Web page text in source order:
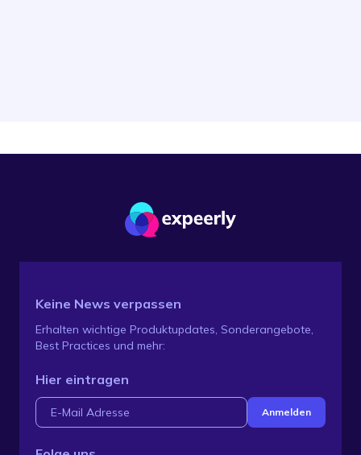
Keine News verpassen
Erhalten wichtige Produktupdates, Sonderangebote,
Best Practices und mehr:
Hier eintragen